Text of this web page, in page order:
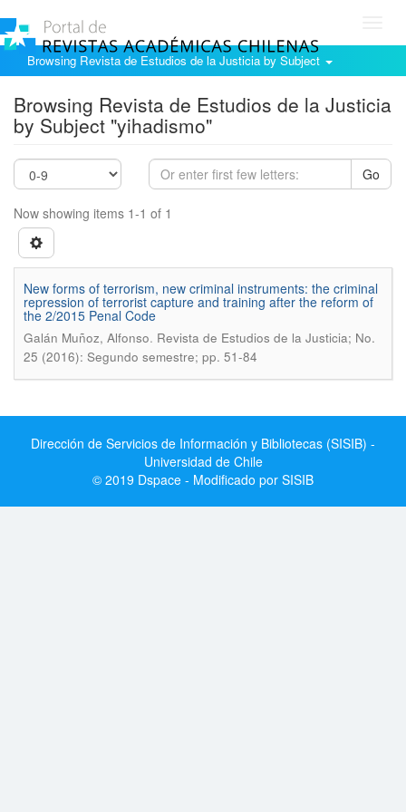
Browsing Revista de Estudios de la Justicia by Subject
Browsing Revista de Estudios de la Justicia
by Subject "yihadismo"
Go
Now showing items 1-1 of 1
New forms of terrorism, new criminal instruments: the criminal
repression of terrorist capture and training after the reform of
the 2/2015 Penal Code
Galán Muñoz, Alfonso. Revista de Estudios de la Justicia; No.
25 (2016): Segundo semestre; pp. 51-84
Dirección de Servicios de Información y Bibliotecas (SISIB) -
Universidad de Chile
© 2019 Dspace - Modificado por SISIB